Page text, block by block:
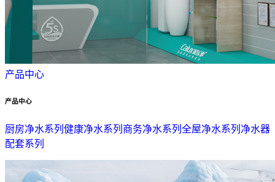
产品中心
产品中心
厨房净水系列 健康净水系列 商务净水系列 全屋净水系列 净水器
配套系列